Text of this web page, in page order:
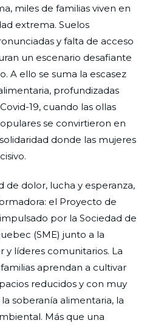
miles de familias viven en
extrema. Suelos
y falta de acceso
un escenario desafiante
A ello se suma la escasez
profundizadas
19, cuando las ollas
se convirtieron en
donde las mujeres
de dolor, lucha y esperanza,
el Proyecto de
por la Sociedad de
(SME) junto a la
y líderes comunitarios. La
aprendan a cultivar
reducidos y con muy
soberanía alimentaria, la
Más que una